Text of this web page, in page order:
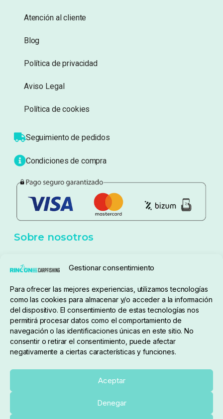
Gestionar consentimiento
Para ofrecer las mejores experiencias, utilizamos tecnologías
como las cookies para almacenar y/o acceder a la información
del dispositivo. El consentimiento de estas tecnologías nos
permitirá procesar datos como el comportamiento de
navegación o las identificaciones únicas en este sitio. No
consentir o retirar el consentimiento, puede afectar
negativamente a ciertas características y funciones.
Aceptar
Denegar
Atención al cliente
Blog
Política de privacidad
Aviso Legal
Política de cookies
Seguimiento de pedidos
Condiciones de compra
Sobre nosotros
pedidos@elrincondelcarpfishing.com
910 824 923
Lunes a Viernes de 10:00 a 14:00 horas y 17:00 a
20:00
Paseo de Guadalajara, 36. Local 3. 28702. San